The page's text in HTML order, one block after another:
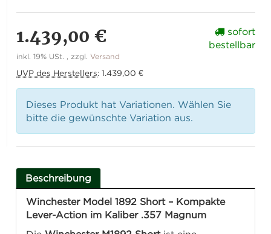
1.439,00 €
inkl. 19% USt. , zzgl.Versand
UVP des Herstellers:1.439,00 €
sofort
bestellbar
Dieses Produkt hat Variationen. Wählen Sie
bitte die gewünschte Variation aus.
Beschreibung
Winchester Model 1892 Short – Kompakte
Lever-Action im Kaliber .357 Magnum